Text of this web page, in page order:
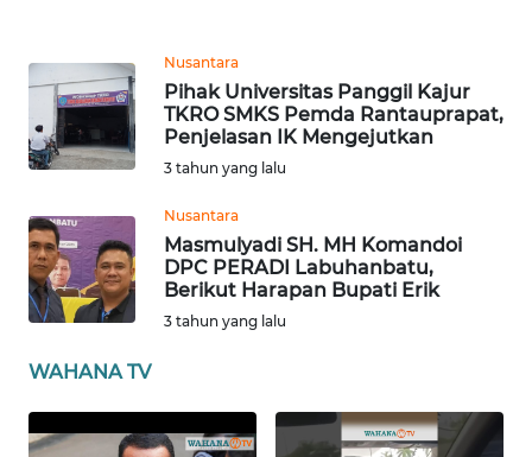
Nusantara
Pihak Universitas Panggil Kajur
TKRO SMKS Pemda Rantauprapat,
Penjelasan IK Mengejutkan
3 tahun yang lalu
Nusantara
Masmulyadi SH. MH Komandoi
DPC PERADI Labuhanbatu,
Berikut Harapan Bupati Erik
3 tahun yang lalu
WAHANA TV
WN
SUMBAR
WN
SUMSEL
WN